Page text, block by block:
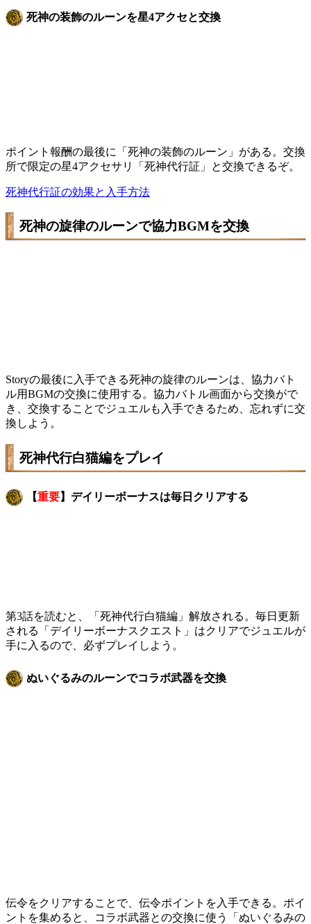
死神の装飾のルーンを星4アクセと交換
ポイント報酬の最後に「死神の装飾のルーン」がある。交換
所で限定の星4アクセサリ「死神代行証」と交換できるぞ。
死神代行証の効果と入手方法
死神の旋律のルーンで協力BGMを交換
Storyの最後に入手できる死神の旋律のルーンは、協力バト
ル用BGMの交換に使用する。協力バトル画面から交換がで
き、交換することでジュエルも入手できるため、忘れずに交
換しよう。
死神代行白猫編をプレイ
【重要】デイリーボーナスは毎日クリアする
第3話を読むと、「死神代行白猫編」解放される。毎日更新
される「デイリーボーナスクエスト」はクリアでジュエルが
手に入るので、必ずプレイしよう。
ぬいぐるみのルーンでコラボ武器を交換
伝令をクリアすることで、伝令ポイントを入手できる。ポイ
ントを集めると、コラボ武器との交換に使う「ぬいぐるみの